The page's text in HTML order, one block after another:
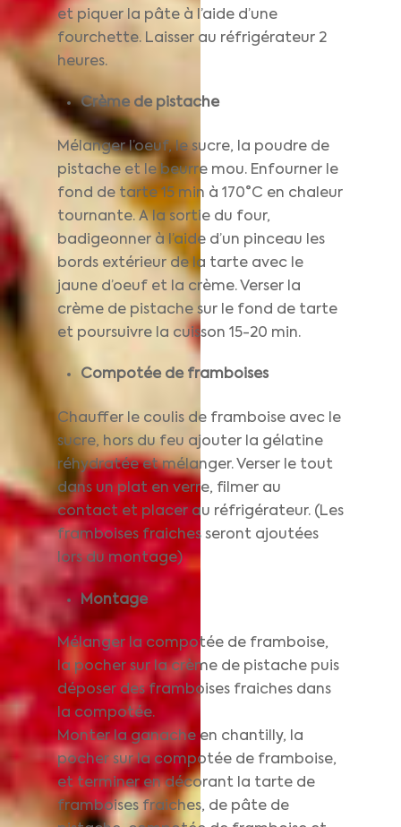
et piquer la pâte à l’aide d’une
fourchette. Laisser au réfrigérateur 2
heures.
Crème de pistache
Mélanger l’oeuf, le sucre, la poudre de
pistache et le beurre mou. Enfourner le
fond de tarte 15 min à 170°C en chaleur
tournante. A la sortie du four,
badigeonner à l’aide d’un pinceau les
bords extérieur de la tarte avec le
jaune d’oeuf et la crème. Verser la
crème de pistache sur le fond de tarte
et poursuivre la cuisson 15-20 min.
Compotée de framboises
Chauffer le coulis de framboise avec le
sucre, hors du feu ajouter la gélatine
réhydratée et mélanger. Verser le tout
dans un plat en verre, filmer au
contact et placer au réfrigérateur. (Les
framboises fraiches seront ajoutées
lors du montage)
Montage
Mélanger la compotée de framboise,
la pocher sur la crème de pistache puis
déposer des framboises fraiches dans
la compotée.
Monter la ganache en chantilly, la
pocher sur la compotée de framboise,
et terminer en décorant la tarte de
framboises fraiches, de pâte de